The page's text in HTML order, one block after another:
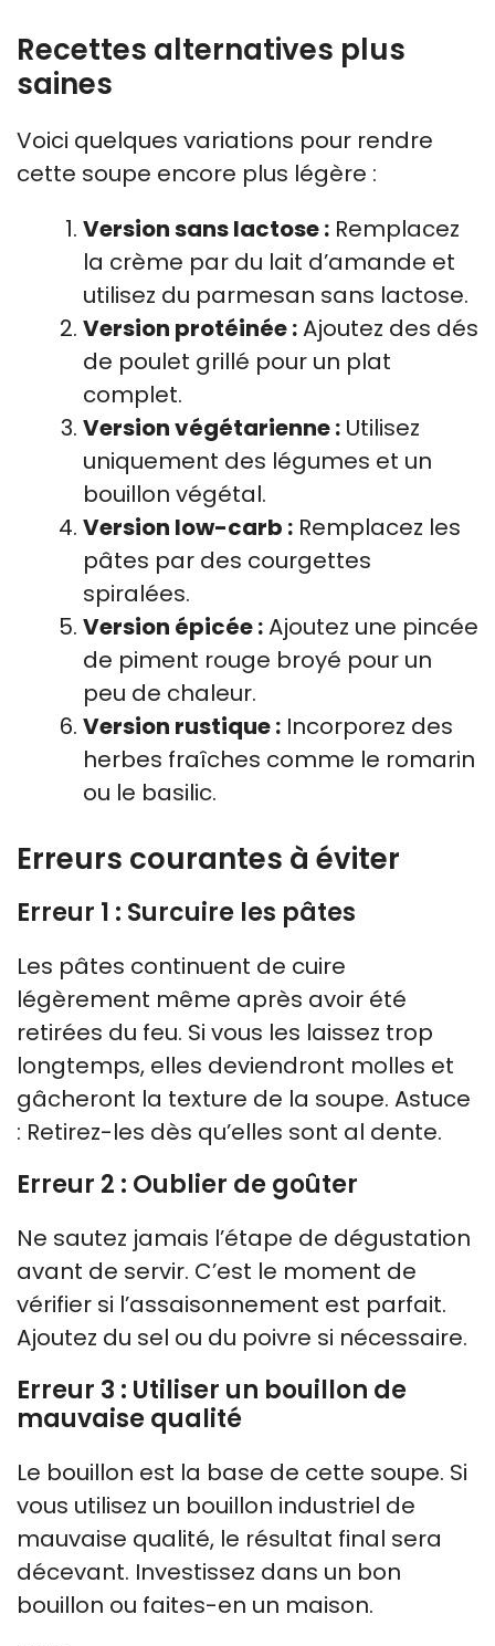
Recettes alternatives plus
saines
Voici quelques variations pour rendre
cette soupe encore plus légère :
Version sans lactose : Remplacez
la crème par du lait d’amande et
utilisez du parmesan sans lactose.
Version protéinée :Ajoutez des dés
de poulet grillé pour un plat
complet.
Version végétarienne : Utilisez
uniquement des légumes et un
bouillon végétal.
Version low-carb : Remplacez les
pâtes par des courgettes
spiralées.
Version épicée :Ajoutez une pincée
de piment rouge broyé pour un
peu de chaleur.
Version rustique : Incorporez des
herbes fraîches comme le romarin
ou le basilic.
Erreurs courantes à éviter
Erreur 1 : Surcuire les pâtes
Les pâtes continuent de cuire
légèrement même après avoir été
retirées du feu. Si vous les laissez trop
longtemps, elles deviendront molles et
gâcheront la texture de la soupe. Astuce
: Retirez-les dès qu’elles sont al dente.
Erreur 2 : Oublier de goûter
Ne sautez jamais l’étape de dégustation
avant de servir. C’est le moment de
vérifier si l’assaisonnement est parfait.
Ajoutez du sel ou du poivre si nécessaire.
Erreur 3 : Utiliser un bouillon de
mauvaise qualité
Le bouillon est la base de cette soupe. Si
vous utilisez un bouillon industriel de
mauvaise qualité, le résultat final sera
décevant. Investissez dans un bon
bouillon ou faites-en un maison.